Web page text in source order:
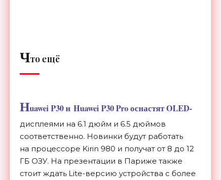
Что ещё
Huawei P30 и Huawei P30 Pro оснастят OLED-
дисплеями на 6.1 дюйм и 6.5 дюймов
соответственно. Новинки будут работать
на процессоре Kirin 980 и получат от 8 до 12
ГБ ОЗУ. На презентации в Париже также
стоит ждать Lite-версию устройства с более